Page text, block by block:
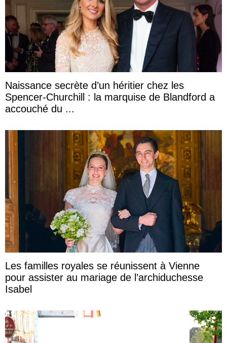
Naissance secrète d’un héritier chez les
Spencer-Churchill : la marquise de Blandford a
accouché du ...
Les familles royales se réunissent à Vienne
pour assister au mariage de l’archiduchesse
Isabel